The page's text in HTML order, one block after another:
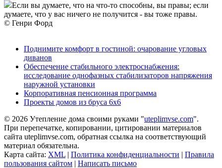
Если вы думаете, что на что-то способны, вы правы; если
думаете, что у вас ничего не получится - вы тоже правы.
© Генри Форд
Поднимите комфорт в гостиной: очарование угловых
диванов
Обеспечение стабильного электроснабжения:
исследование однофазных стабилизаторов напряжения
наружной установки
Корпоративная пенсионная программа
Проекты домов из бруса 6х6
© 2026 Утепление дома своими руками "uteplimvse.com".
При перепечатке, копировании, цитировании материалов
сайта uteplimvse.com, обратная ссылка на соответствующий
материал обязательна.
Карта сайта: XML | Политика конфиденциальности | Правила
пользования сайтом | Написать письмо